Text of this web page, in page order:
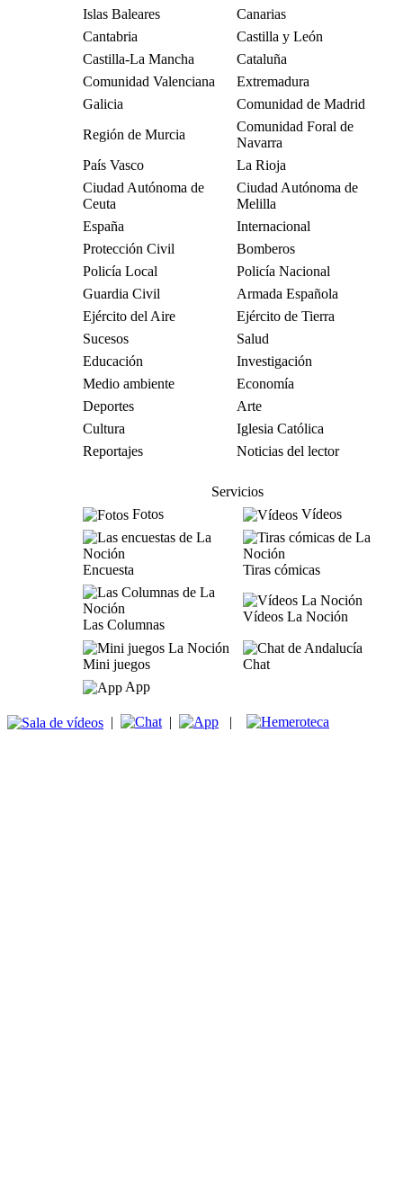
Islas Baleares
Canarias
Cantabria
Castilla y León
Castilla-La Mancha
Cataluña
Comunidad Valenciana
Extremadura
Galicia
Comunidad de Madrid
Región de Murcia
Comunidad Foral de
Navarra
País Vasco
La Rioja
Ciudad Autónoma de
Ceuta
Ciudad Autónoma de
Melilla
España
Internacional
Protección Civil
Bomberos
Policía Local
Policía Nacional
Guardia Civil
Armada Española
Ejército del Aire
Ejército de Tierra
Sucesos
Salud
Educación
Investigación
Medio ambiente
Economía
Deportes
Arte
Cultura
Iglesia Católica
Reportajes
Noticias del lector
Servicios
Fotos
Vídeos
Encuesta Tiras cómicas
Las Columnas
Vídeos La Noción
Mini juegos
Chat
App
| | |